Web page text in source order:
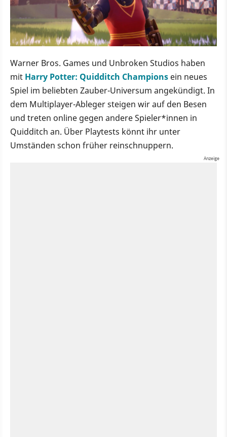
Warner Bros. Games und Unbroken Studios haben
mit Harry Potter: Quidditch Champions ein neues
Spiel im beliebten Zauber-Universum angekündigt. In
dem Multiplayer-Ableger steigen wir auf den Besen
und treten online gegen andere Spieler*innen in
Quidditch an. Über Playtests könnt ihr unter
Umständen schon früher reinschnuppern.